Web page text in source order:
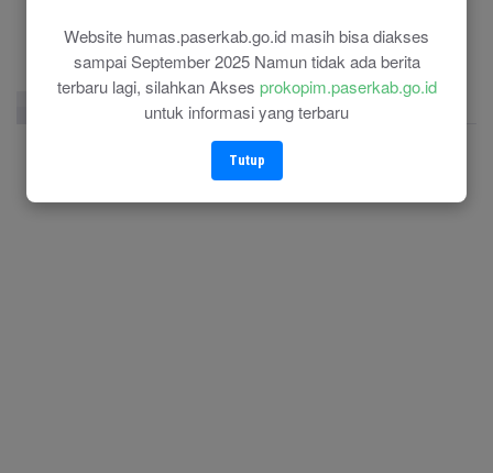
Website humas.paserkab.go.id masih bisa diakses
sampai September 2025 Namun tidak ada berita
terbaru lagi, silahkan Akses prokopim.paserkab.go.id
untuk informasi yang terbaru
Tutup
Facebook Page Twitter Instagram